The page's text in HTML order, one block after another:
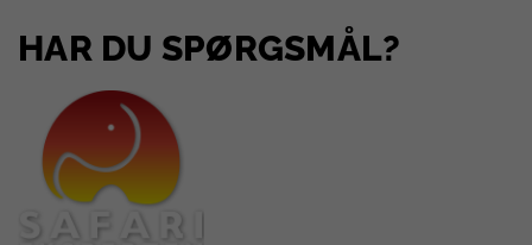
HAR DU SPØRGSMÅL?